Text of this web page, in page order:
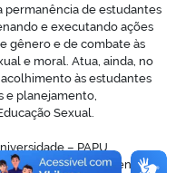
de estudantes
e executando ações
gênero e de combate às
e moral. Atua, ainda, no
às estudantes
e planejamento,
Sexual.
– PAPU
criar e implementar